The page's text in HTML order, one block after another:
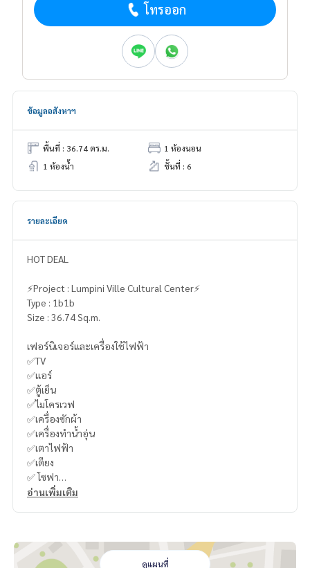
โทรออก
ข้อมูลอสังหาฯ
พื้นที่ : 36.74 ตร.ม.
1 ห้องนอน
1 ห้องน้ำ
ชั้นที่ : 6
รายละเอียด
HOT DEAL
⚡️Project : Lumpini Ville Cultural Center⚡️
Type : 1b1b
Size : 36.74 Sq.m.
เฟอร์นิเจอร์และเครื่องใช้ไฟฟ้า
✅TV
✅แอร์
✅ตู้เย็น
✅ไมโครเวฟ
✅เครื่องซักผ้า
✅เครื่องทำน้ำอุ่น
✅เตาไฟฟ้า
✅เตียง
✅ โซฟา
You can inbox or dm to ask more information, It’s my pleas
ure to give.
อ่านเพิ่มเติม
ดูแผนที่